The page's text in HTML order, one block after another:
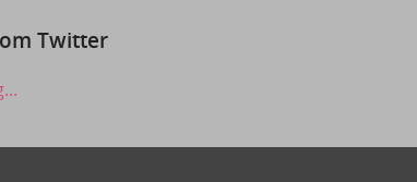
Twitter